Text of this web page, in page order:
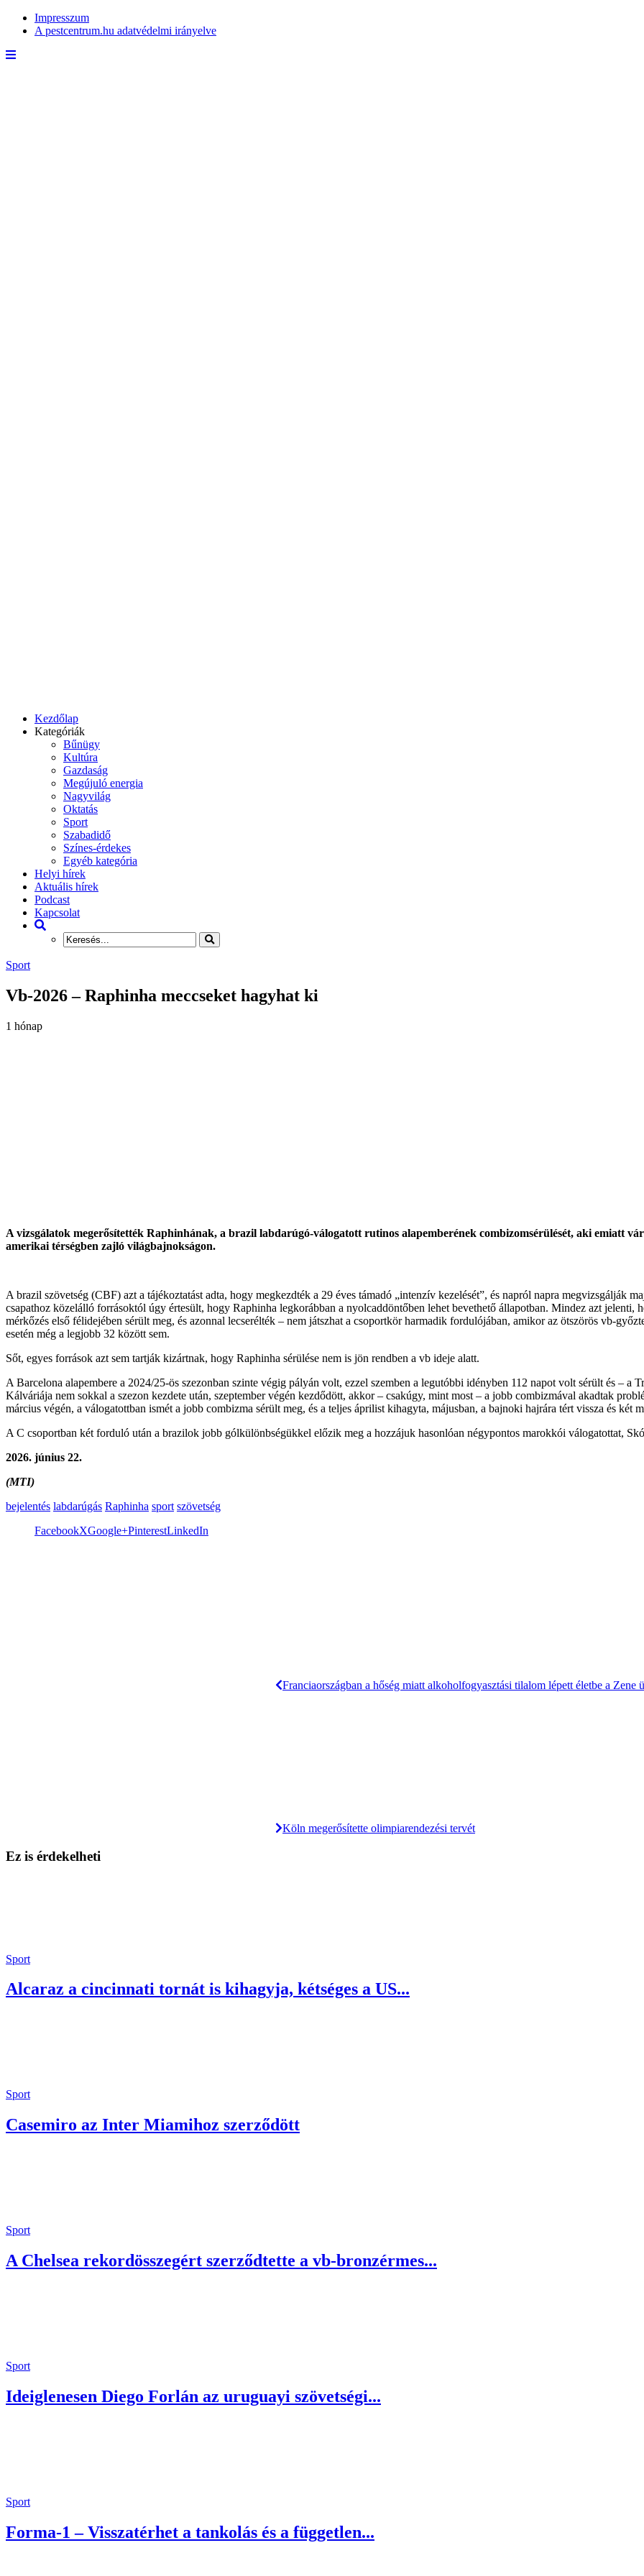
Impresszum
A pestcentrum.hu adatvédelmi irányelve
Kezdőlap
Kategóriák
Bűnügy
Kultúra
Gazdaság
Megújuló energia
Nagyvilág
Oktatás
Sport
Szabadidő
Színes-érdekes
Egyéb kategória
Helyi hírek
Aktuális hírek
Podcast
Kapcsolat
Sport
Vb-2026 – Raphinha meccseket hagyhat ki
1 hónap
A vizsgálatok megerősítették Raphinhának, a brazil labdarúgó-válogatott rutinos alapemberének combizomsérülését, aki emiatt
amerikai térségben zajló világbajnokságon.
A brazil szövetség (CBF) azt a tájékoztatást adta, hogy megkezdték a 29 éves támadó „intenzív kezelését”, és napról napra megvizsgálják
csapathoz közelálló forrásoktól úgy értesült, hogy Raphinha legkorábban a nyolcaddöntőben lehet bevethető állapotban. Mindez azt jelenti,
mérkőzés első félidejében sérült meg, és azonnal lecserélték – nem játszhat a csoportkör harmadik fordulójában, amikor az ötszörös vb-
esetén még a legjobb 32 között sem.
Sőt, egyes források azt sem tartják kizártnak, hogy Raphinha sérülése nem is jön rendben a vb ideje alatt.
A Barcelona alapembere a 2024/25-ös szezonban szinte végig pályán volt, ezzel szemben a legutóbbi idényben 112 napot volt sérült és – a
Kálváriája nem sokkal a szezon kezdete után, szeptember végén kezdődött, akkor – csakúgy, mint most – a jobb combizmával akadtak
március végén, a válogatottban ismét a jobb combizma sérült meg, és a teljes áprilist kihagyta, májusban, a bajnoki hajrára tért vissza és két
A C csoportban két forduló után a brazilok jobb gólkülönbségükkel előzik meg a hozzájuk hasonlóan négypontos marokkói válogatottat,
2026. június 22.
(MTI)
bejelentés labdarúgás Raphinha sport szövetség
FacebookXGoogle+PinterestLinkedIn
Franciaországban a hőség miatt alkoholfogyasztási tilalom lépett életbe a Zene
Köln megerősítette olimpiarendezési tervét
Ez is érdekelheti
Sport
Alcaraz a cincinnati tornát is kihagyja, kétséges a US...
Sport
Casemiro az Inter Miamihoz szerződött
Sport
A Chelsea rekordösszegért szerződtette a vb-bronzérmes...
Sport
Ideiglenesen Diego Forlán az uruguayi szövetségi...
Sport
Forma-1 – Visszatérhet a tankolás és a független...